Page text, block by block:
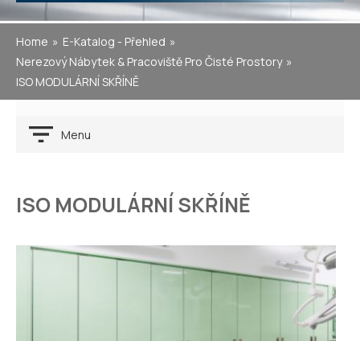
Home
E-Katalog - Přehled
Nerezový Nábytek & Pracoviště Pro Čisté Prostory
ISO MODULÁRNÍ SKŘÍNĚ
Menu
ISO MODULÁRNÍ SKŘÍNĚ